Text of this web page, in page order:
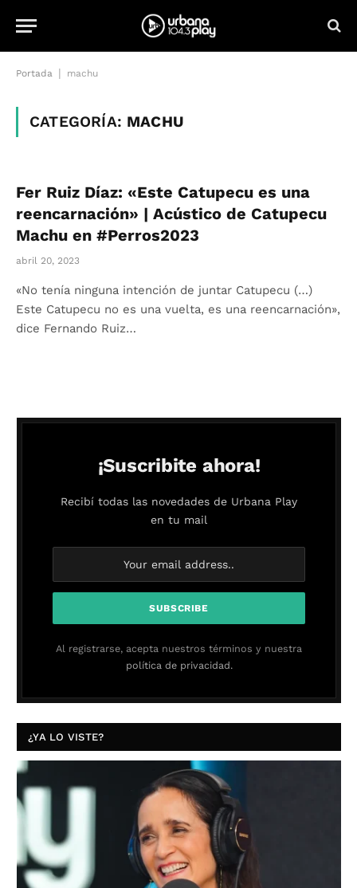
Portada machu
CATEGORÍA: MACHU
Fer Ruiz Díaz: «Este Catupecu es una
reencarnación» | Acústico de Catupecu
Machu en #Perros2023
abril 20, 2023
«No tenía ninguna intención de juntar Catupecu (…)
Este Catupecu no es una vuelta, es una reencarnación»,
dice Fernando Ruiz…
¡Suscribite ahora!
Recibí todas las novedades de Urbana Play
en tu mail
Al registrarse, acepta nuestros términos y nuestra
política de privacidad.
¿YA LO VISTE?